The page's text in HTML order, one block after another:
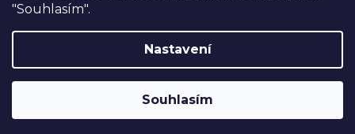
"Souhlasím".
Nastavení
Souhlasím
značky USNU® s kódemUSNU10. Navíc
DOPRAVA ZDARMA při nákupu nad
30.000,-.
USNU.cz. Všechna práva vyhrazena.